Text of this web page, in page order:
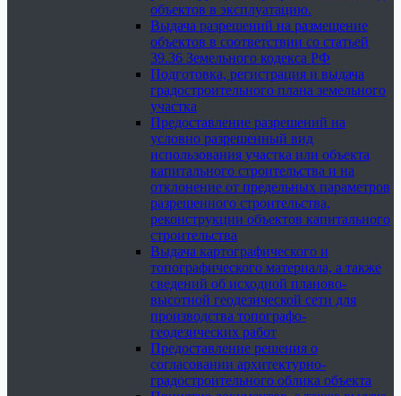
объектов в эксплуатацию.
Выдача разрешений на размещение
объектов в соответствии со статьей
39.36 Земельного кодекса РФ
Подготовка, регистрация и выдача
градостроительного плана земельного
участка
Предоставление разрешений на
условно разрешенный вид
использования участка или объекта
капитального строительства и на
отклонение от предельных параметров
разрешенного строительства,
реконструкции объектов капитального
строительства
Выдача картографического и
топографического материала, а также
сведений об исходной планово-
высотной геодезической сети для
производства топографо-
геодезических работ
Предоставление решения о
согласовании архитектурно-
градостроительного облика объекта